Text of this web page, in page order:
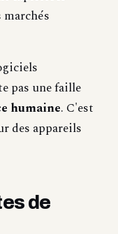
pas une faille
humaine. C'est
des appareils
de